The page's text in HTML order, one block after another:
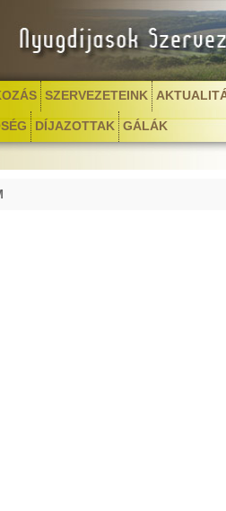
SZERVEZETEINK
DÍJAZOTTAK GÁLÁK